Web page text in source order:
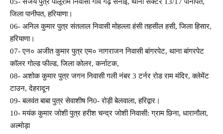
जिला पानीपत, हरियाणा।
06- अनिल कुमार पुत्र संतलाल निवासी मोहल्ला हंसी तहसील हसी, जिला हिसार,
हरियाणा।
07- एन० अजीत कुमार पुत्र एम० नागराजन निवासी बांगरपेट, थाना बांगरपेट
कॉलर गोल्ड फील्ड, जिला कोलर, कर्नाटक,
08- अशोक कुमार पुत्र जगन निवासी गली नंबर 3 टर्नर रोड राम मंदिर, क्लेमेंट
टाउन, देहरादून
09- बलवंत बाबा पुत्र सेवाशीष नि0- रोड़ी बेलवाला, हरिद्वार।
10- मयंक कुमार जोशी पुत्र हरीश चन्द्र जोशी निवासी: ग्राम छिना, धारानौला,
अल्मोड़ा